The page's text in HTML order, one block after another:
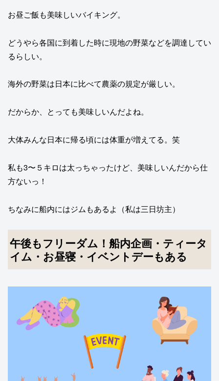
お昼ご飯も美味しいバイキング。
どうやら各国に到着した時に現地の野菜などを調達してい
るらしい。
海外の野菜は日本に比べて農薬の規定が厳しい。
だからか、とっても美味しいんだよね。
大体みんな日本に帰る頃には体重が増えてる。笑
私も3〜５キロは太っちゃったけど、美味しいんだから仕
方ないっ！
ちなみに船内にはジムもあるよ（私は三日坊主）
午後もフリーダム！船内企画・ティータ
イム・お昼寝・イベントデーもある